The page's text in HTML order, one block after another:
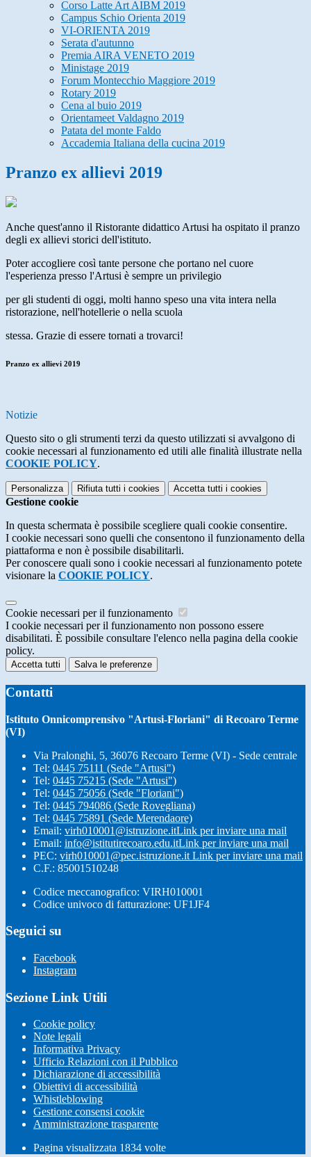
Corso Latte Art AIBM 2019
Campus Schio Orienta 2019
VI-ORIENTA 2019
Serata d'autunno
Premia AIRA VENETO 2019
Ministage 2019
Forum Montecchio Maggiore 2019
Rotary 2019
Cena al buio 2019
Orientameet Valdagno 2019
Patata del monte Faldo
Accademia Italiana della cucina 2019
Pranzo ex allievi 2019
Anche quest'anno il Ristorante didattico Artusi ha ospitato il pranzo
degli ex allievi storici dell'istituto.
Poter accogliere così tante persone che portano nel cuore
l'esperienza presso l'Artusi è sempre un privilegio
per gli studenti di oggi, molti hanno speso una vita intera nella
ristorazione, nell'hotellerie o nella scuola
stessa. Grazie di essere tornati a trovarci!
Pranzo ex allievi 2019
Notizie
Questo sito o gli strumenti terzi da questo utilizzati si avvalgono di
cookie necessari al funzionamento ed utili alle finalità illustrate nella
COOKIE POLICY.
Personalizza Rifiuta tutti i cookies Accetta tutti i cookies
Gestione cookie
In questa schermata è possibile scegliere quali cookie consentire.
I cookie necessari sono quelli che consentono il funzionamento della
piattaforma e non è possibile disabilitarli.
Per conoscere quali sono i cookie necessari al funzionamento potete
visionare la COOKIE POLICY.
Cookie necessari per il funzionamento
I cookie necessari per il funzionamento non possono essere
disabilitati. È possibile consultare l'elenco nella pagina della cookie
policy.
Accetta tutti Salva le preferenze
Contatti
Istituto Onnicomprensivo "Artusi-Floriani" di Recoaro Terme
(VI)
Via Pralonghi, 5, 36076 Recoaro Terme (VI) - Sede centrale
Tel: 0445 75111 (Sede "Artusi")
Tel: 0445 75215 (Sede "Artusi")
Tel: 0445 75056 (Sede "Floriani")
Tel: 0445 794086 (Sede Rovegliana)
Tel: 0445 75891 (Sede Merendaore)
Email: virh010001@istruzione.itLink per inviare una mail
Email: info@istitutirecoaro.edu.itLink per inviare una mail
PEC: virh010001@pec.istruzione.it Link per inviare una mail
C.F.: 85001510248
Codice meccanografico: VIRH010001
Codice univoco di fatturazione: UF1JF4
Seguici su
Facebook
Instagram
Sezione Link Utili
Cookie policy
Note legali
Informativa Privacy
Ufficio Relazioni con il Pubblico
Dichiarazione di accessibilità
Obiettivi di accessibilità
Whistleblowing
Gestione consensi cookie
Amministrazione trasparente
Pagina visualizzata 1834 volte